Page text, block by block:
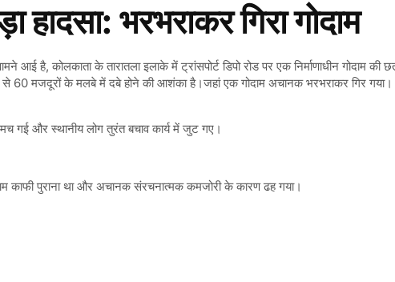
हादसा: भरभराकर गिरा गोदाम
है, कोलकाता के तारातला इलाके में ट्रांसपोर्ट डिपो रोड पर एक निर्माणाधीन गोदाम
60 मजदूरों के मलबे में दबे होने की आशंका है।जहां एक गोदाम अचानक भरभराकर गिर
गई और स्थानीय लोग तुरंत बचाव कार्य में जुट गए।
काफी पुराना था और अचानक संरचनात्मक कमजोरी के कारण ढह गया।